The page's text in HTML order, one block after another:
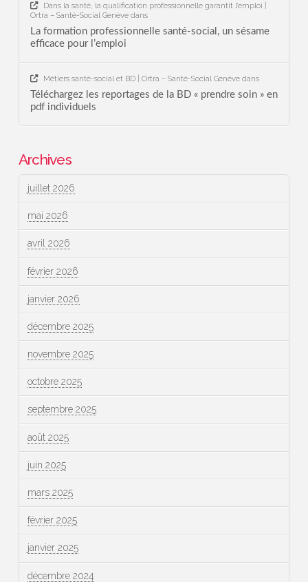
Dans la santé, la qualification professionnelle garantit l’emploi |
Ortra – Santé-Social Genèvedans
La formation professionnelle santé-social, un sésame
efficace pour l’emploi
Métiers santé-social et BD | Ortra – Santé-Social Genèvedans
Téléchargez les reportages de la BD « prendre soin » en
pdf individuels
Archives
juillet 2026
mai 2026
avril 2026
février 2026
janvier 2026
décembre 2025
novembre 2025
octobre 2025
septembre 2025
août 2025
juin 2025
mars 2025
février 2025
janvier 2025
décembre 2024